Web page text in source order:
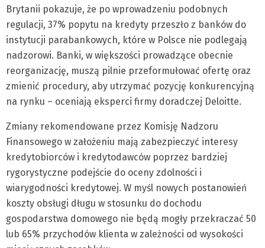
Brytanii pokazuje, że po wprowadzeniu podobnych
regulacji, 37% popytu na kredyty przeszło z banków do
instytucji parabankowych, które w Polsce nie podlegają
nadzorowi. Banki, w większości prowadzące obecnie
reorganizację, muszą pilnie przeformułować ofertę oraz
zmienić procedury, aby utrzymać pozycję konkurencyjną
na rynku – oceniają eksperci firmy doradczej Deloitte.
Zmiany rekomendowane przez Komisję Nadzoru
Finansowego w założeniu mają zabezpieczyć interesy
kredytobiorców i kredytodawców poprzez bardziej
rygorystyczne podejście do oceny zdolności i
wiarygodności kredytowej. W myśl nowych postanowień
koszty obsługi długu w stosunku do dochodu
gospodarstwa domowego nie będą mogły przekraczać 50
lub 65% przychodów klienta w zależności od wysokości